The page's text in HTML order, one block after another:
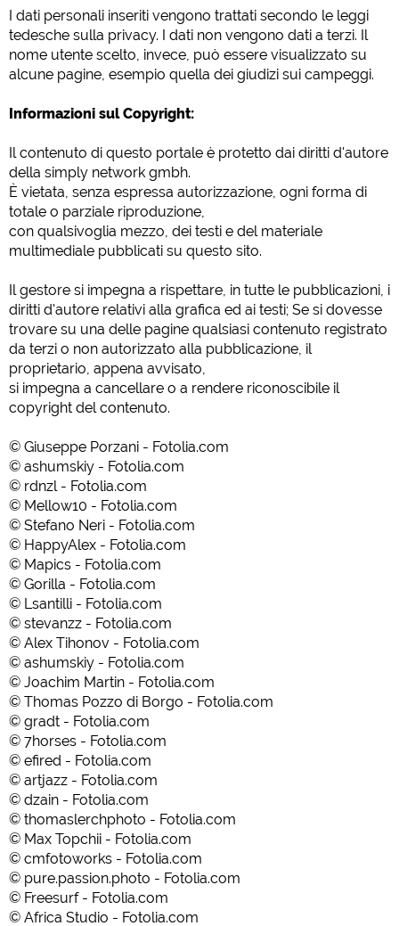
I dati personali inseriti vengono trattati secondo le leggi
tedesche sulla privacy. I dati non vengono dati a terzi. Il
nome utente scelto, invece, può essere visualizzato su
alcune pagine, esempio quella dei giudizi sui campeggi.
Informazioni sul Copyright:
Il contenuto di questo portale è protetto dai diritti d'autore
della simply network gmbh.
È vietata, senza espressa autorizzazione, ogni forma di
totale o parziale riproduzione,
con qualsivoglia mezzo, dei testi e del materiale
multimediale pubblicati su questo sito.
Il gestore si impegna a rispettare, in tutte le pubblicazioni, i
diritti d'autore relativi alla grafica ed ai testi; Se si dovesse
trovare su una delle pagine qualsiasi contenuto registrato
da terzi o non autorizzato alla pubblicazione, il
proprietario, appena avvisato,
si impegna a cancellare o a rendere riconoscibile il
copyright del contenuto.
© Giuseppe Porzani - Fotolia.com
© ashumskiy - Fotolia.com
© rdnzl - Fotolia.com
© Mellow10 - Fotolia.com
© Stefano Neri - Fotolia.com
© HappyAlex - Fotolia.com
© Mapics - Fotolia.com
© Gorilla - Fotolia.com
© Lsantilli - Fotolia.com
© stevanzz - Fotolia.com
© Alex Tihonov - Fotolia.com
© ashumskiy - Fotolia.com
© Joachim Martin - Fotolia.com
© Thomas Pozzo di Borgo - Fotolia.com
© gradt - Fotolia.com
© 7horses - Fotolia.com
© efired - Fotolia.com
© artjazz - Fotolia.com
© dzain - Fotolia.com
© thomaslerchphoto - Fotolia.com
© Max Topchii - Fotolia.com
© cmfotoworks - Fotolia.com
© pure.passion.photo - Fotolia.com
© Freesurf - Fotolia.com
© Africa Studio - Fotolia.com
Le impostazioni dei cookie possono essere modificate
in qualsiasi momento nel footer tramite "COOKIES"!